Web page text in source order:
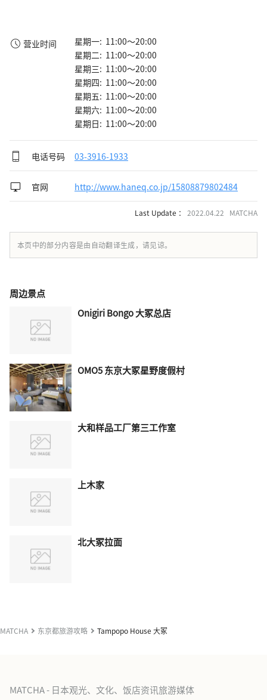
营业时间
星期一: 11:00～20:00
星期二: 11:00～20:00
星期三: 11:00～20:00
星期四: 11:00～20:00
星期五: 11:00～20:00
星期六: 11:00～20:00
星期日: 11:00～20:00
电话号码 03-3916-1933
官网 http://www.haneq.co.jp/15808879802484
Last Update ： 2022.04.22 MATCHA
本页中的部分内容是由自动翻译生成，请见谅。
周边景点
Onigiri Bongo 大冢总店
OMO5 东京大冢星野度假村
大和样品工厂第三工作室
上木家
北大冢拉面
MATCHA 东京都旅游攻略 Tampopo House 大冢
MATCHA - 日本观光、文化、饭店资讯旅游媒体